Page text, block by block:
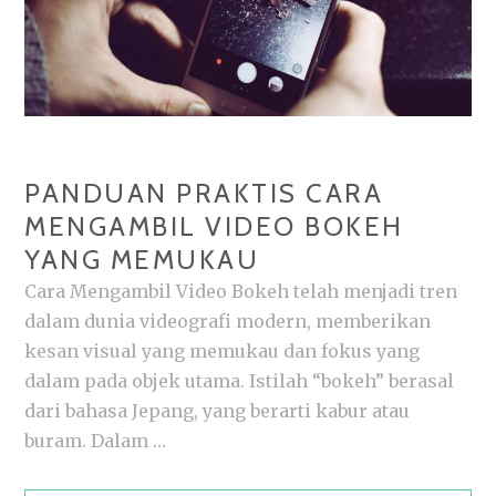
PANDUAN PRAKTIS CARA
MENGAMBIL VIDEO BOKEH
YANG MEMUKAU
Cara Mengambil Video Bokeh telah menjadi tren
dalam dunia videografi modern, memberikan
kesan visual yang memukau dan fokus yang
dalam pada objek utama. Istilah “bokeh” berasal
dari bahasa Jepang, yang berarti kabur atau
buram. Dalam …